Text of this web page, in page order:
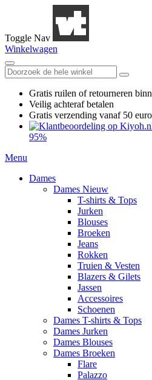
Toggle Nav
Winkelwagen
Gratis ruilen of retourneren
Veilig achteraf betalen
Gratis verzending vanaf 50 euro
95%
Menu
Dames
Dames Nieuw
T-shirts & Tops
Jurken
Blouses
Broeken
Jeans
Rokken
Truien & Vesten
Blazers & Gilets
Jassen
Accessoires
Schoenen
Dames T-shirts & Tops
Dames Jurken
Dames Blouses
Dames Broeken
Flare
Palazzo